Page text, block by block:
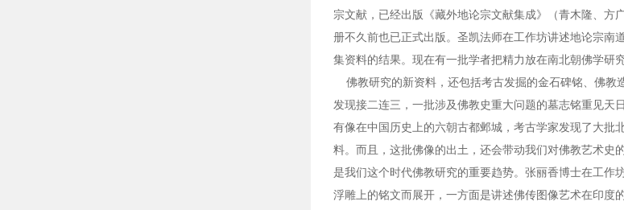
宗文献，已经出版《藏外地论宗文献集成》（青木隆、方
册不久前也已正式出版。圣凯法师在工作坊讲述地论宗南
集资料的结果。现在有一批学者把精力放在南北朝佛学研
佛教研究的新资料，还包括考古发掘的金石碑铭、佛教
发现接二连三，一批涉及佛教史重大问题的墓志铭重见天
有像在中国历史上的六朝古都邺城，考古学家发现了大批
料。而且，这批佛像的出土，还会带动我们对佛教艺术史
是我们这个时代佛教研究的重要趋势。张丽香博士在工作
浮雕上的铭文而展开，一方面是讲述佛传图像艺术在印度